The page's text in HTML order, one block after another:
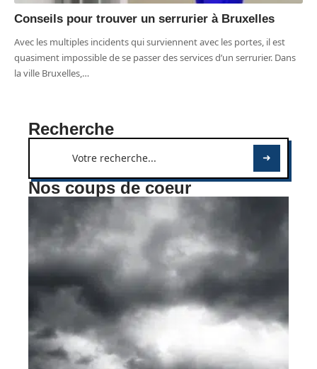
Conseils pour trouver un serrurier à Bruxelles
Avec les multiples incidents qui surviennent avec les portes, il est
quasiment impossible de se passer des services d’un serrurier. Dans
la ville Bruxelles,…
Recherche
Nos coups de coeur